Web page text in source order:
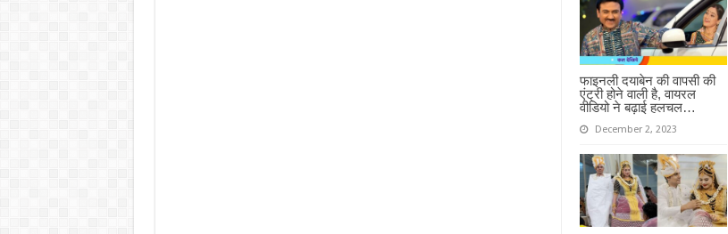
फाइनली दयाबेन की वापसी की
एंट्री होने वाली है, वायरल
वीडियो ने बढ़ाई हलचल…
December 2, 2023